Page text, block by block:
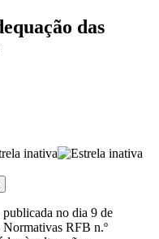
das
no dia 9 de
Normativas RFB n.º